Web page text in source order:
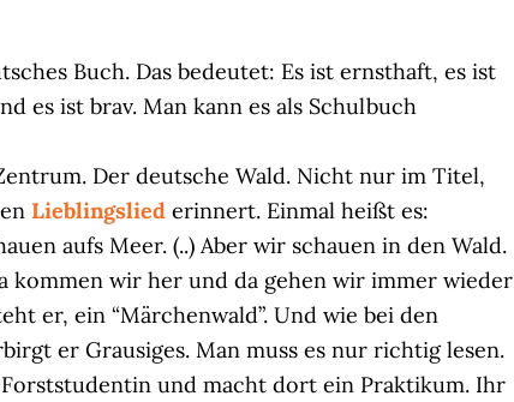
Buch. Das bedeutet: Es ist ernsthaft, es ist
es ist brav. Man kann es als Schulbuch
Der deutsche Wald. Nicht nur im Titel,
Lieblingslied erinnert. Einmal heißt es:
aufs Meer. (..) Aber wir schauen in den Wald.
kommen wir her und da gehen wir immer wieder
er, ein “Märchenwald”. Und wie bei den
er Grausiges. Man muss es nur richtig lesen.
Forststudentin und macht dort ein Praktikum. Ihr